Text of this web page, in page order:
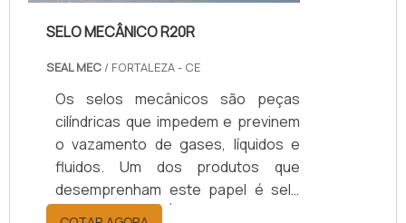
SELO MECÂNICO R20R
SEAL MEC / FORTALEZA - CE
Os selos mecânicos são peças
cilíndricas que impedem e previnem
o vazamento de gases, líquidos e
fluidos. Um dos produtos que
desemprenham este papel é selo
mecânico r20r. É muito importante